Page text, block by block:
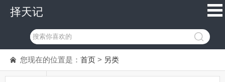
择天记
您现在的位置是： 首页 > 另类